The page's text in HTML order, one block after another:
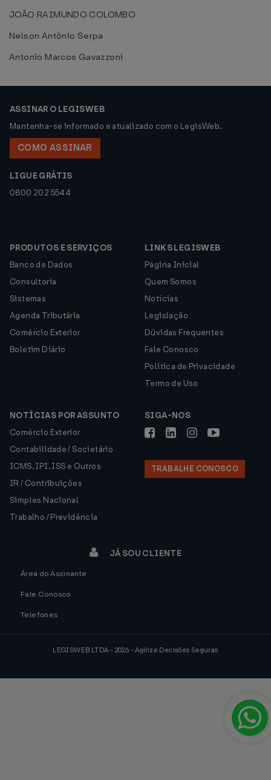
JOÃO RAIMUNDO COLOMBO
Nelson Antônio Serpa
Antonio Marcos Gavazzoni
ASSINAR O LEGISWEB
Mantenha-se informado e atualizado com o LegisWeb.
COMO ASSINAR
LIGUE GRÁTIS
0800 202 5544
PRODUTOS E SERVIÇOS
Banco de Dados
Consultoria
Sistemas
Agenda Tributária
Comércio Exterior
Boletim Diário
LINKS LEGISWEB
Página Inicial
Quem Somos
Notícias
Legislação
Dúvidas Frequentes
Fale Conosco
Política de Privacidade
Termo de Uso
NOTÍCIAS POR ASSUNTO
Comércio Exterior
Contabilidade / Societário
ICMS, IPI, ISS e Outros
IR / Contribuições
Simples Nacional
Trabalho / Previdência
SIGA-NOS
TRABALHE CONOSCO
JÁ SOU CLIENTE
Área do Assinante
Fale Conosco
Telefones
LEGISWEB LTDA - 2026 - Agilize Decisões Seguras